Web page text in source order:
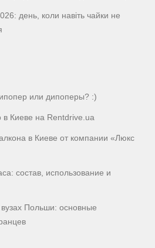
день, коли навіть чайки не
или дипоперы? :)
в Киеве на Rentdrive.ua
в Киеве от компании «Люкс
состав, использование и
Польши: основные